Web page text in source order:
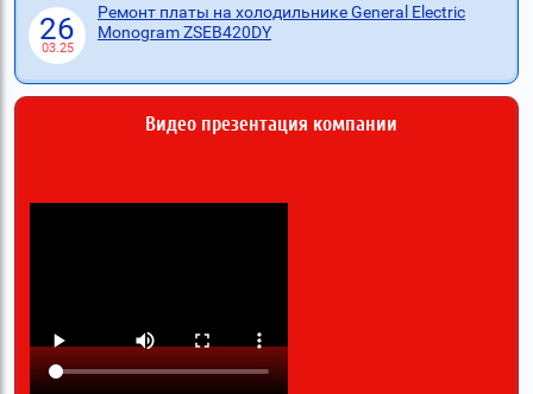
26
03.25
Ремонт платы на холодильнике General Electric
Monogram ZSEB420DY
Видео презентация компании